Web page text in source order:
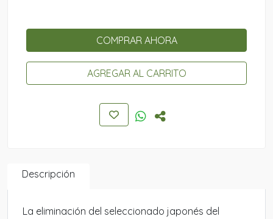
COMPRAR AHORA
AGREGAR AL CARRITO
Descripción
La eliminación del seleccionado japonés del